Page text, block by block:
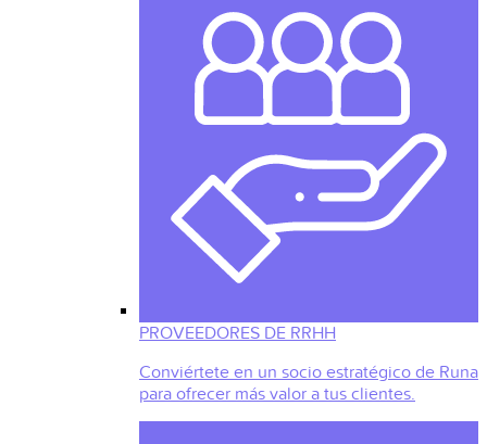
PROVEEDORES DE RRHH
Conviértete en un socio estratégico de Runa
para ofrecer más valor a tus clientes.